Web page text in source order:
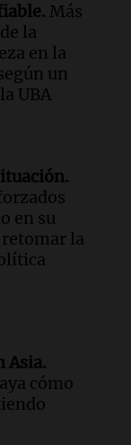
caso de
Más
la
en la
un
UBA
en su
la
Asia.
cómo